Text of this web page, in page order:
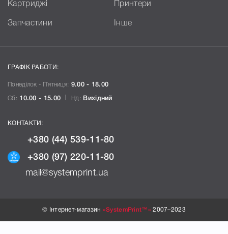
Картриджі Принтери
Запчастини Інше
ГРАФІК РАБОТИ:
Понеділок - П`ятниця: 9.00 - 18.00
Сб: 10.00 - 15.00 Нд: Вихідний
КОНТАКТИ:
+380 (44) 539-11-80
+380 (97) 220-11-80
mail@systemprint.ua
© Інтернет-магазин «SystemPrint™» 2007–2023